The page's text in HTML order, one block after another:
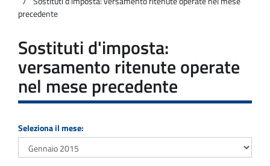
precedente
Sostituti d'imposta:
versamento ritenute operate
nel mese precedente
Seleziona il mese: